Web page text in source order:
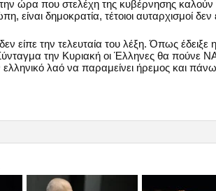
την ώρα που στελέχη της κυβέρνησης
είναι δημοκρατία, τέτοιοι αυταρχισμοί
είπε την τελευταία του λέξη. Όπως έδειξε
την Κυριακή οι Έλληνες θα πούνε
λαό να παραμείνει ήρεμος και